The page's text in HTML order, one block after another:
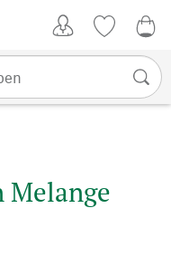
Melange